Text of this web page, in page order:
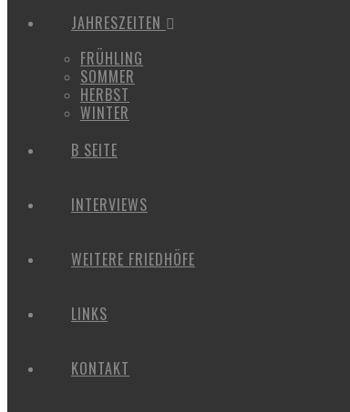
JAHRESZEITEN
FRÜHLING
SOMMER
HERBST
WINTER
B SEITE
INTERVIEWS
WEITERE FRIEDHÖFE
LINKS
KONTAKT